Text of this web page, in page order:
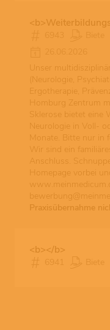
Unser
(Neurologie,
Ergotherapie,
Homburg Zentrum
Sklerose bietet eine
Neurologie in Voll-
Monate. Bitte nur
Wir sind ein
Anschluss.
Homepage vorbei
Praxisübernahme